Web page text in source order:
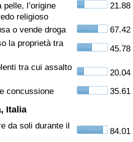
l’origine
religioso
21.88
o vende droga
67.42
la proprietà tra
45.78
tra cui assalto
20.04
concussione
35.61
Italia
da soli durante il
84.01
per
(Corrente)
per Nazione